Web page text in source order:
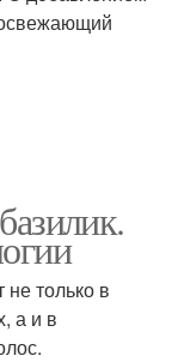
только в
а и в